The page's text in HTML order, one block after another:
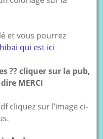
et vous pourrez
qui est ici
?? cliquer sur la pub,
MERCI
cliquez sur l’image ci-